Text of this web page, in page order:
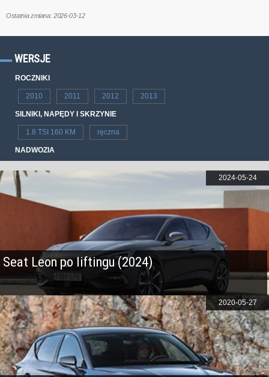
Ostatnia zmiana: 2026-03-12
WERSJE
ROCZNIKI
2010 2011 2012 2013
SILNIKI, NAPĘDY I SKRZYNIE
1.8 TSI 160 KM ręczna
NADWOZIA
Seat Leon po liftingu (2024)
2024-05-24
2020-05-27